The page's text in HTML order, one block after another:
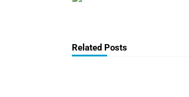
Related Posts